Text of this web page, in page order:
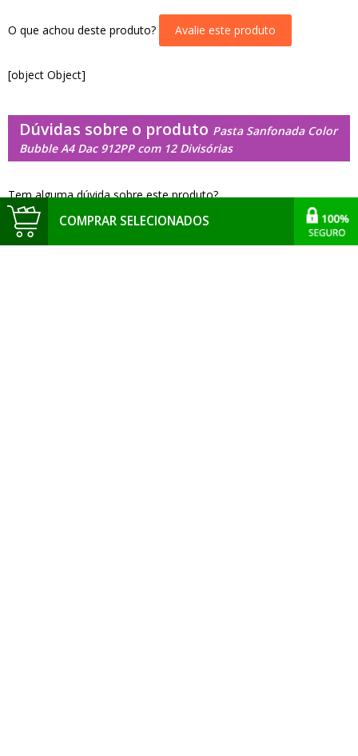
COMPRAR SELECIONADOS
O que achou deste produto? Avalie este produto
[object Object]
Dúvidas sobre o produto Pasta Sanfonada Color
Bubble A4 Dac 912PP com 12 Divisórias
Tem alguma dúvida sobre este produto?
Pergunte ao vendedor